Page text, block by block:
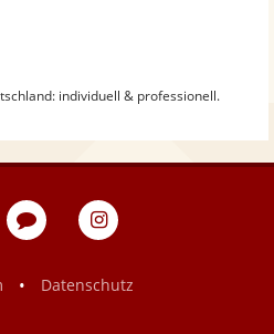
individuell & professionell.
Blog
eventpeppers
• Datenschutz